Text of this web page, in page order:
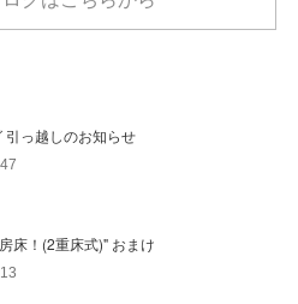
引っ越しのお知らせ
床！(2重床式)" おまけ